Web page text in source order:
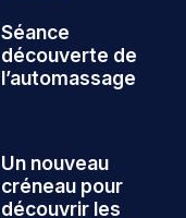
Séance
découverte de
l’automassage
Un nouveau
créneau pour
découvrir les